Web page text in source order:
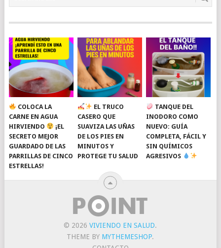
COLOCA LA
CARNE EN AGUA
HIRVIENDO
¡EL
SECRETO MEJOR
GUARDADO DE LAS
PARRILLAS DE CINCO
ESTRELLAS!
EL TRUCO
CASERO QUE
SUAVIZA LAS UÑAS
DE LOS PIES EN
MINUTOS Y
PROTEGE TU SALUD
TANQUE DEL
INODORO COMO
NUEVO: GUÍA
COMPLETA, FÁCIL Y
SIN QUÍMICOS
AGRESIVOS
© 2026VIVIENDO EN SALUD.
THEME BY MYTHEMESHOP.